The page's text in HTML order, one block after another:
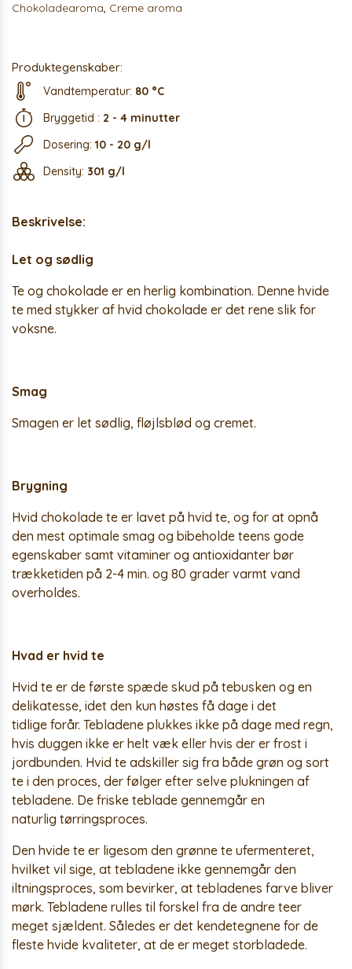
Chokoladearoma, Creme aroma
Produktegenskaber:
Vandtemperatur: 80 °C
Bryggetid : 2 - 4 minutter
Dosering: 10 - 20 g/l
Density: 301 g/l
Beskrivelse:
Let og sødlig
Te og chokolade er en herlig kombination. Denne hvide
te med stykker af hvid chokolade er det rene slik for
voksne.
Smag
Smagen er let sødlig, fløjlsblød og cremet.
Brygning
Hvid chokolade te er lavet på hvid te, og for at opnå
den mest optimale smag og bibeholde teens gode
egenskaber samt vitaminer og antioxidanter bør
trækketiden på 2-4 min. og 80 grader varmt vand
overholdes.
Hvad er hvid te
Hvid te er de første spæde skud på tebusken og en
delikatesse, idet den kun høstes få dage i det
tidlige forår. Tebladene plukkes ikke på dage med regn,
hvis duggen ikke er helt væk eller hvis der er frost i
jordbunden. Hvid te adskiller sig fra både grøn og sort
te i den proces, der følger efter selve plukningen af
tebladene. De friske teblade gennemgår en
naturlig tørringsproces.
Den hvide te er ligesom den grønne te ufermenteret,
hvilket vil sige, at tebladene ikke gennemgår den
iltningsproces, som bevirker, at tebladenes farve bliver
mørk. Tebladene rulles til forskel fra de andre teer
meget sjældent. Således er det kendetegnene for de
fleste hvide kvaliteter, at de er meget storbladede.